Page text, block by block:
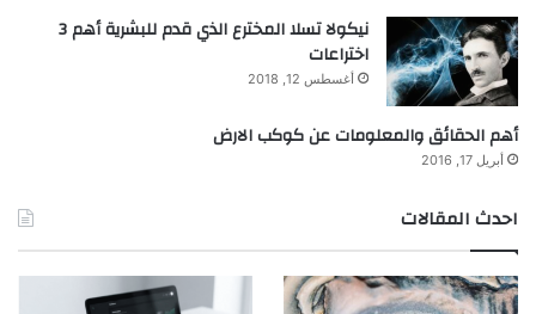
نيكولا تسلا المخترع الذي قدم للبشرية أهم 3
اختراعات
أغسطس 12, 2018
أهم الحقائق والمعلومات عن كوكب الارض
أبريل 17, 2016
احدث المقالات